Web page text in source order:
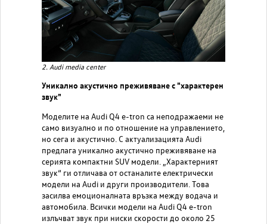
2. Audi media center
Уникално акустично преживяване с "характерен
звук"
Моделите на Audi Q4 e-tron са неподражаеми не
само визуално и по отношение на управлението,
но сега и акустично. С актуализацията Audi
предлага уникално акустично преживяване на
серията компактни SUV модели. „Характерният
звук“ ги отличава от останалите електрически
модели на Audi и други производители. Това
засилва емоционалната връзка между водача и
автомобила. Всички модели на Audi Q4 e-tron
излъчват звук при ниски скорости до около 25